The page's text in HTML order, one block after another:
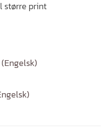
større print